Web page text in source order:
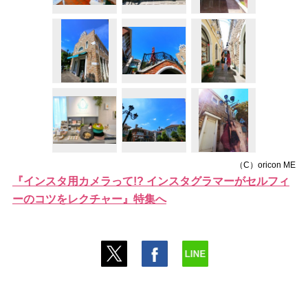
（C）oricon ME
『インスタ用カメラって!? インスタグラマーがセルフィ
ーのコツをレクチャー』特集へ